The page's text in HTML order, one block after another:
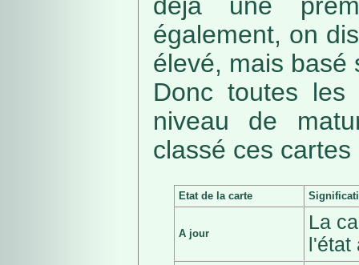
également, on
élevé, mais basé
Donc toutes
niveau de
classé ces
Etat de la carte
A jour
La